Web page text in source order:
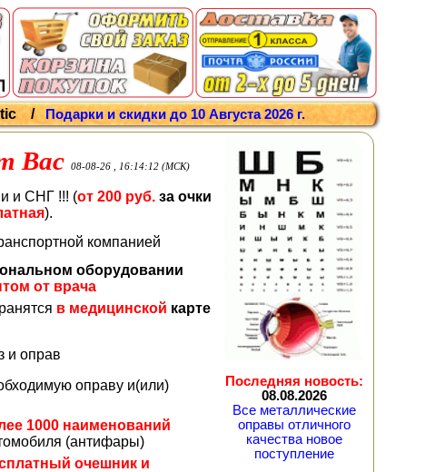
/ Подарки и скидки до 10 Августа 2026 г.
Вас 08-08-26 , 16:14:12 (МСК)
и СНГ !!! (от 200 руб. за очки
).
компанией
оборудовании
от врача
в медицинской карте
и оправ
оправу и(или)
1000 наименований
(антифары)
очешник и
Последняя новость:
08.08.2026
Все металлические
оправы отличного
качества новое
поступление